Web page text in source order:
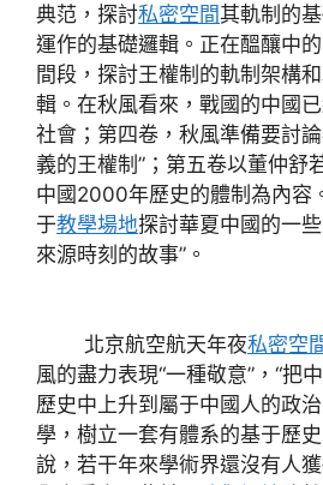
典范，探討私密空間其軌制的
運作的基礎邏輯。正在醞釀中
間段，探討王權制的軌制架構
輯。在秋風看來，戰國的中國
社會；第四卷，秋風準備要討
義的王權制”；第五卷以董仲舒
中國2000年歷史的體制為內容
于教學場地探討華夏中國的一
來源時刻的故事”。
北京航空航天年夜私密空
風的盡力表現“一種敬意”，“把
歷史中上升到屬于中國人的政
學，樹立一套有體系的基于歷
說，若干年來學術界還沒有人